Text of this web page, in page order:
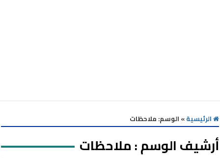
الرئيسية» الوسم: ملاحظات
أرشيف الوسم :ملاحظات